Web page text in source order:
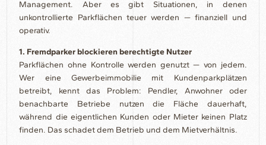
Management. Aber es gibt Situationen, in denen
unkontrollierte Parkflächen teuer werden — finanziell und
operativ.
1. Fremdparker blockieren berechtigte Nutzer
Parkflächen ohne Kontrolle werden genutzt — von jedem.
Wer eine Gewerbeimmobilie mit Kundenparkplätzen
betreibt, kennt das Problem: Pendler, Anwohner oder
benachbarte Betriebe nutzen die Fläche dauerhaft,
während die eigentlichen Kunden oder Mieter keinen Platz
finden. Das schadet dem Betrieb und dem Mietverhältnis.